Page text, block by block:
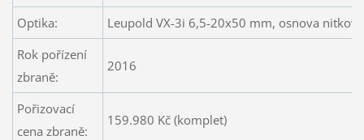
Optika:
Leupold VX-3i 6,5-20x50 mm, osnova
Rok pořízení
zbraně:
2016
Pořizovací
cena zbraně:
159.980 Kč (komplet)